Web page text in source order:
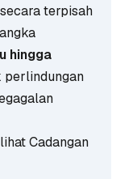
terpisah
hingga
perlindungan
Cadangan